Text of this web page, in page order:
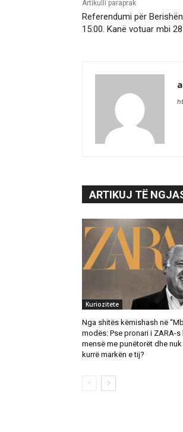
Artikulli paraprak
Referendumi për
15:00. Kanë votuar mbi
ARTIKUJ TË
Kuriozitete
Nga shitës këmishash në
modës: Pse pronari i ZARA-s
mensë me punëtorët dhe nuk
kurrë markën e tij?